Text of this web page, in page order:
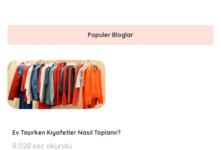
Populer Bloglar
Ev Taşırken Kıyafetler Nasıl Toplanır?
8.028 kez okundu